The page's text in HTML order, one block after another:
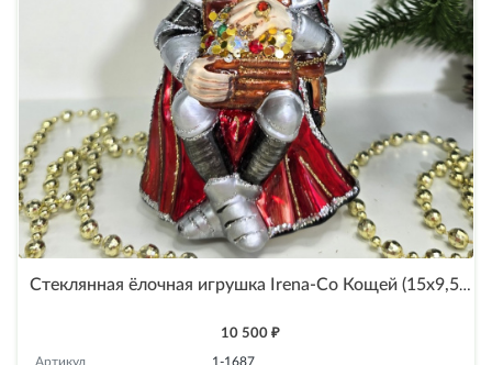
Стеклянная ёлочная игрушка Irena-Co Кощей (15х9,5х8см)
10 500 ₽
Артикул
1-1687